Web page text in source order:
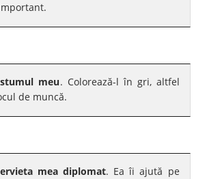
meu. Colorează-l în gri, altfel
de muncă.
mea diplomat. Ea îi ajută pe